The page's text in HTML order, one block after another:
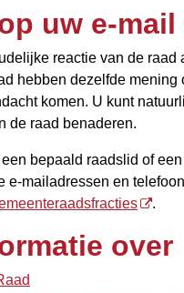
uw e-
reactie van de
hebben dezelfde
komen. U kunt
de raad benaderen.
bepaald raadslid of
e-mailadressen en
.
over